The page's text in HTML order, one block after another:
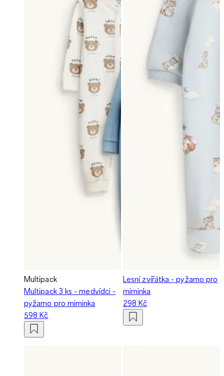
Multipack
Multipack 3 ks - medvídci -
pyžamo pro miminka
598 Kč
Lesní zvířátka - pyžamo pro
miminka
298 Kč